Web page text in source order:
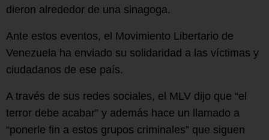
dieron alrededor de una sinagoga.
Ante estos eventos, el Movimiento Libertario de
Venezuela ha enviado su solidaridad a las víctimas y
ciudadanos de ese país.
A través de sus redes sociales, el MLV dijo que “el
terror debe acabar” y además hace un llamado a
“ponerle fin a estos grupos criminales” que siguen